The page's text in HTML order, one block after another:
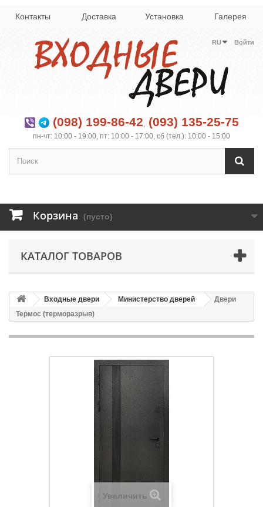
Контакты Доставка Установка Галерея
Войти
RU
(098) 199-86-42, (093) 135-25-75
пн-чт: 10:00 - 19:00, пт: 10:00 - 17:00, сб (тел.): 10:00 - 15:00
Корзина (пусто)
КАТАЛОГ ТОВАРОВ
Входные двери Министерство дверей
Двери
Термос (терморазрыв)
Увеличить